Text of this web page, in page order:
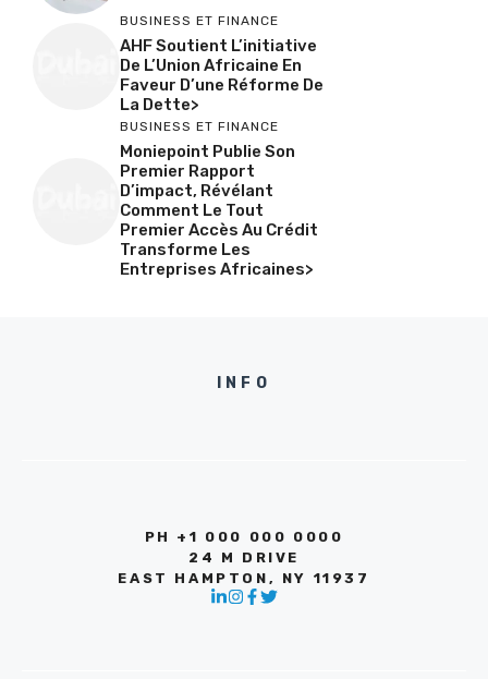
BUSINESS ET FINANCE
AHF Soutient L’initiative
De L’Union Africaine En
Faveur D’une Réforme De
La Dette>
BUSINESS ET FINANCE
Moniepoint Publie Son
Premier Rapport
D’impact, Révélant
Comment Le Tout
Premier Accès Au Crédit
Transforme Les
Entreprises Africaines>
INFO
PH +1 000 000 0000
24 M DRIVE
EAST HAMPTON, NY 11937